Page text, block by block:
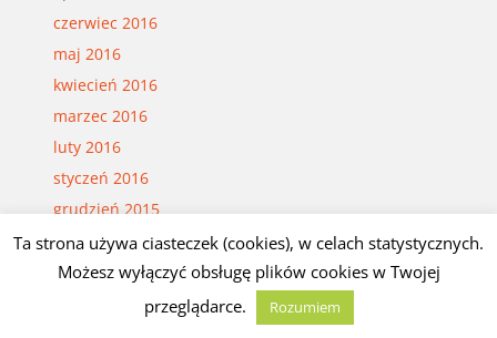
czerwiec 2016
maj 2016
kwiecień 2016
marzec 2016
luty 2016
styczeń 2016
grudzień 2015
listopad 2015
październik 2015
wrzesień 2015
Ta strona używa ciasteczek (cookies), w celach statystycznych.
Możesz wyłączyć obsługę plików cookies w Twojej
przeglądarce.
Rozumiem